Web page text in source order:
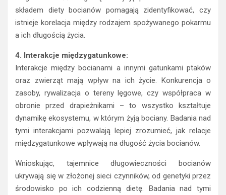
składem diety bocianów pomagają zidentyfikować, czy
istnieje korelacja między rodzajem spożywanego pokarmu
a ich długością życia.
4. Interakcje międzygatunkowe:
Interakcje między bocianami a innymi gatunkami ptaków
oraz zwierząt mają wpływ na ich życie. Konkurencja o
zasoby, rywalizacja o tereny lęgowe, czy współpraca w
obronie przed drapieżnikami – to wszystko kształtuje
dynamikę ekosystemu, w którym żyją bociany. Badania nad
tymi interakcjami pozwalają lepiej zrozumieć, jak relacje
międzygatunkowe wpływają na długość życia bocianów.
Wnioskując, tajemnice długowieczności bocianów
ukrywają się w złożonej sieci czynników, od genetyki przez
środowisko po ich codzienną dietę. Badania nad tymi